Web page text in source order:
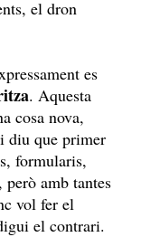
el dron
es
. Aquesta
cosa nova,
diu que primer
formularis,
però amb tantes
vol fer el
el contrari.